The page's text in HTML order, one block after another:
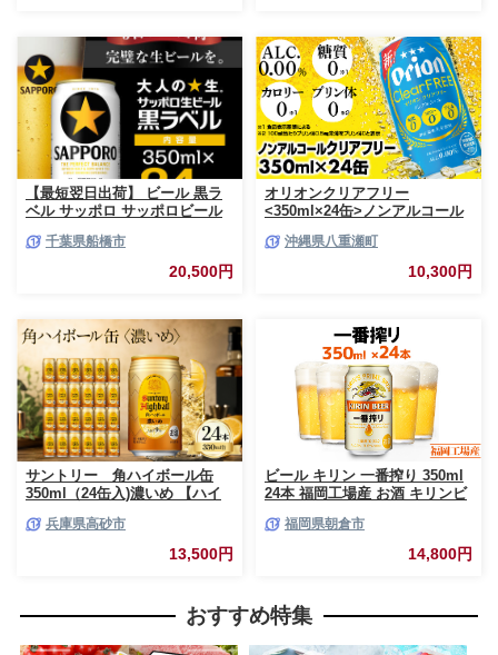
【最短翌日出荷】 ビール 黒ラ
ベル サッポロ サッポロビール
箱 おすすめ 人気 ギフト 贈答
千葉県船橋市
20,500円
オリオンクリアフリー
<350ml×24缶>ノンアルコール
ン クリア フリー プリン体ゼロ
糖質ゼロ カロリーゼロ 爽快な
うまさ 炭酸 350ml 24缶 スッキ
沖縄県八重瀬町
10,300円
サントリー 角ハイボール缶
350ml（24缶入)濃いめ 【ハイ
庫県 高砂市 ふるさと納税】
兵庫県高砂市
13,500円
ビール キリン 一番搾り 350ml
24本 福岡工場産 お酒 キリンビ
内祝い ケース 一番搾り麦汁 麦
100％ すみきった味わい
福岡県朝倉市
14,800円
おすすめ特集